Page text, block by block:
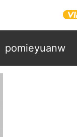
pomieyuanw